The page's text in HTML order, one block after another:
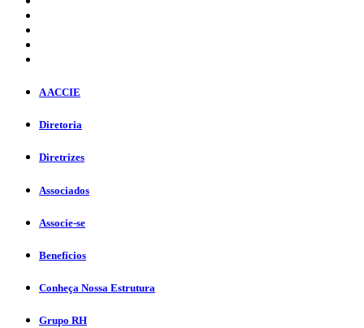
A ACCIE
Diretoria
Diretrizes
Associados
Associe-se
Benefícios
Conheça Nossa Estrutura
Grupo RH